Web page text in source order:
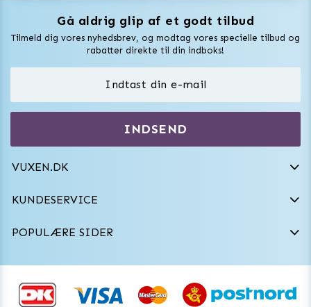
Gå aldrig glip af et godt tilbud
Tilmeld dig vores nyhedsbrev, og modtag vores specielle tilbud og
rabatter direkte til din indboks!
INDSEND
VUXEN.DK
VAT: SE556744520901
kundeservice@vuxen.dk
KUNDESERVICE
Fortryd aftale
POPULÆRE SIDER
Vuxen Magazine
Vibratorer
Frækt undertøj